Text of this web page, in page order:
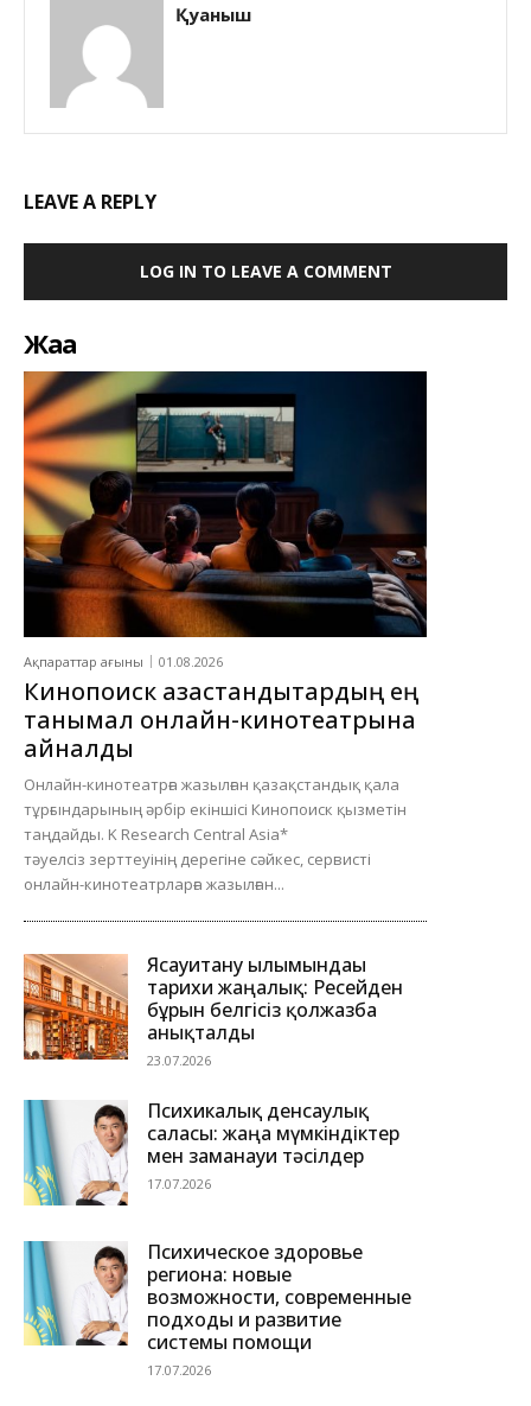
Қуаныш
LEAVE A REPLY
LOG IN TO LEAVE A COMMENT
Жаңа
Ақпараттар ағыны 01.08.2026
Кинопоиск қазақстандықтардың ең
танымал онлайн-кинотеатрына
айналды
Онлайн-кинотеатрға жазылған қазақстандық қала
тұрғындарының әрбір екіншісі Кинопоиск қызметін
таңдайды. K Research Central Asia*
тәуелсіз зерттеуінің дерегіне сәйкес, сервисті
онлайн-кинотеатрларға жазылған...
Ясауитану ғылымындағы
тарихи жаңалық: Ресейден
бұрын белгісіз қолжазба
анықталды
23.07.2026
Психикалық денсаулық
саласы: жаңа мүмкіндіктер
мен заманауи тәсілдер
17.07.2026
Психическое здоровье
региона: новые
возможности, современные
подходы и развитие
системы помощи
17.07.2026